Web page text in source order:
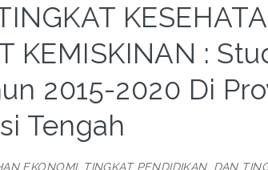
KEMISKINAN :
2015-2020 Di
Tengah
EKONOMI, TINGKAT PENDIDIKAN, DAN